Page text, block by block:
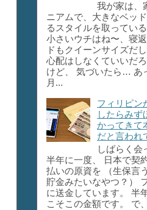
我が家は、
ニアムで、大きなベッ
るスタイルを取ってい
小さいウチはね〜、寝
ドもクイーンサイズだ
心配はしなくていいだ
けど、 気づいたら… あ
月...
フィリピン
したらみず
かってきて
だと言われ
しばらく会
半年に一度、 日本で契
払いの原資を （生保言
貯金みたいなやつ？）
に送金しています。 半
こそこの金額です。 で、